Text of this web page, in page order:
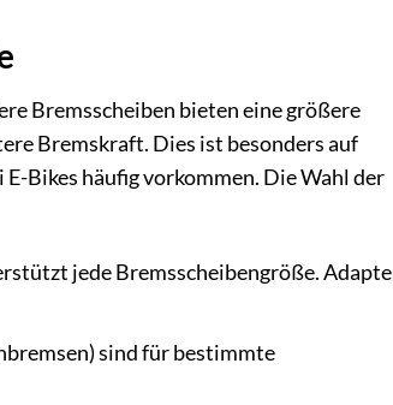
Bremsscheiben bieten eine größere
Bremskraft. Dies ist besonders auf
Bikes häufig vorkommen. Die Wahl der
jede Bremsscheibengröße.
sind für bestimmte